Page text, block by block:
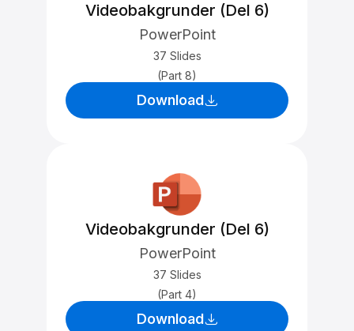
Videobakgrunder (Del 6)
PowerPoint
37 Slides
(Part 8)
Download
Videobakgrunder (Del 6)
PowerPoint
37 Slides
(Part 4)
Download